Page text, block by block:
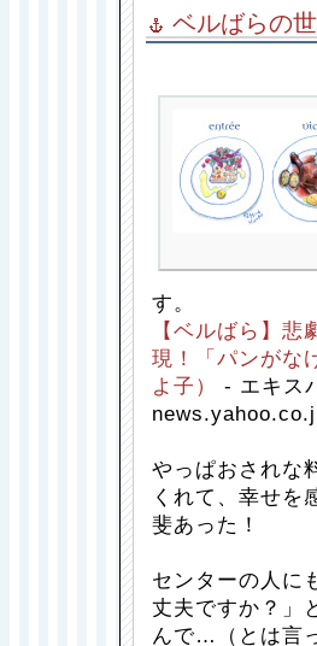
ベルばらの
す。
【ベルばら】
現！「パンがな
よ子）
- エキス
やっぱおされな
くれて、幸せを
斐あった！
センターの人に
丈夫ですか？」
んで…（とは言